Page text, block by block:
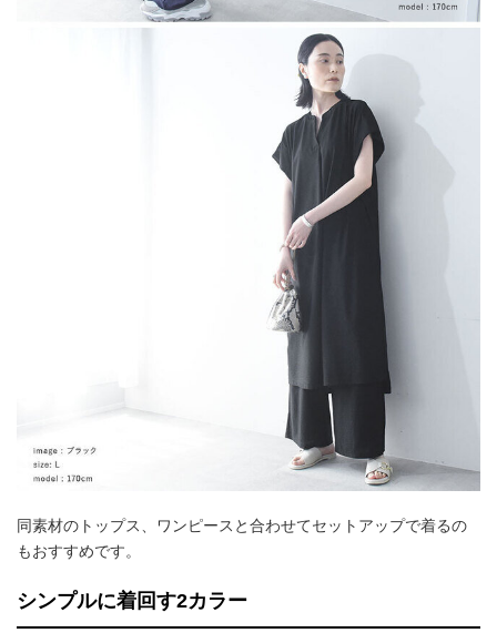
同素材のトップス、ワンピースと合わせてセットアップで着るの
もおすすめです。
シンプルに着回す2カラー